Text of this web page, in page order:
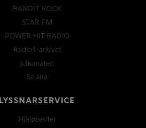
BANDIT ROCK
STAR FM
POWER HIT RADIO
Radio1-arkivet
Julkanalen
Se alla
LYSSNARSERVICE
Hjälpcenter